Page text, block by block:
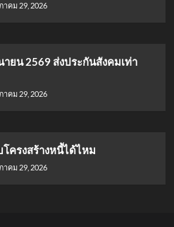
คม 29, 2026
ยน 2569 ส่งประกันสังคมเท่า
คม 29, 2026
ครงสร้างหนี้ได้ไหม
คม 29, 2026